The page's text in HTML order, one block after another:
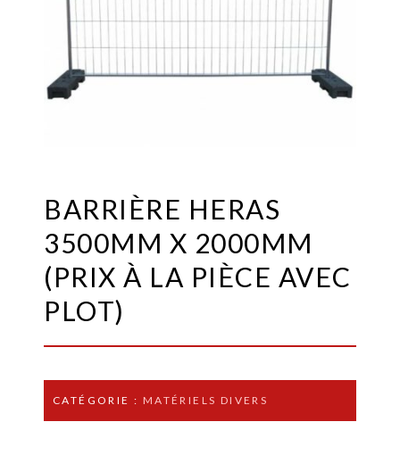
BARRIÈRE HERAS
3500MM X 2000MM
(PRIX À LA PIÈCE AVEC
PLOT)
CATÉGORIE : MATÉRIELS DIVERS